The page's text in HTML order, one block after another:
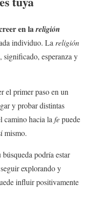
en lareligión
individuo. La religión
significado, esperanza y
el primer paso en un
y probar distintas
camino hacia la fepuede
mismo.
podría estar
explorando y
influir positivamente